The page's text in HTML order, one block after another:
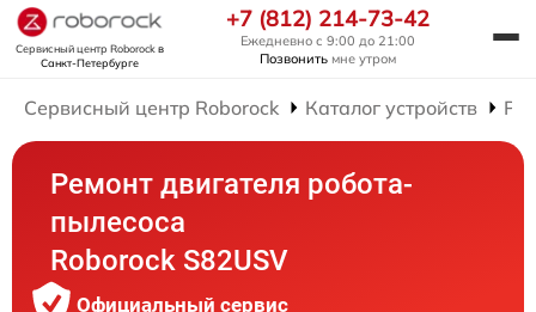
Сервисный центр Roborockв
Санкт-Петербурге
+7 (812) 214-73-42
Ежедневно с 9:00 до 21:00
Позвонить мне утром
Сервисный центр Roborock Каталог устройств
Ремонт двигателя робота-
пылесоса
Roborock S82USV
Официальный сервис